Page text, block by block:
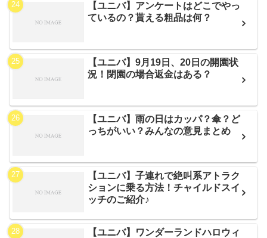
【ユニバ】アンケートはどこでやっ
ているの？貰える粗品は何？
【ユニバ】9月19日、20日の開園状
況！閉園の場合返金はある？
【ユニバ】雨の日はカッパ？傘？ど
っちがいい？みんなの意見まとめ
【ユニバ】子連れで絶叫系アトラク
ションに乗る方法！チャイルドスイ
ッチのご紹介♪
【ユニバ】ワンダーランドハロウィ